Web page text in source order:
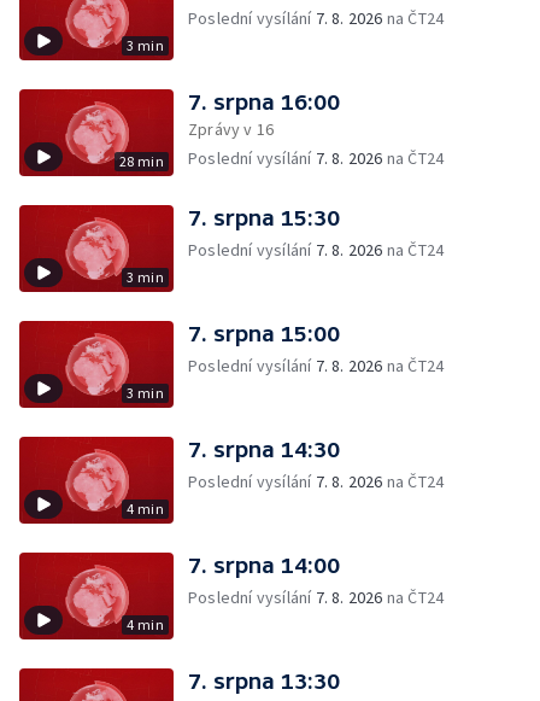
3 min
Poslední vysílání 7. 8. 2026 na ČT24
28 min
7. srpna 16:00
Zprávy v 16
Poslední vysílání 7. 8. 2026 na ČT24
3 min
7. srpna 15:30
Poslední vysílání 7. 8. 2026 na ČT24
3 min
7. srpna 15:00
Poslední vysílání 7. 8. 2026 na ČT24
4 min
7. srpna 14:30
Poslední vysílání 7. 8. 2026 na ČT24
4 min
7. srpna 14:00
Poslední vysílání 7. 8. 2026 na ČT24
7. srpna 13:30